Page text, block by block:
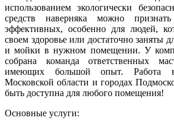
использованием экологически
средств наверняка можно
эффективных, особенно для людей,
своем здоровье или достаточно заняты
и мойки в нужном помещении. У
собрана команда ответственных
имеющих большой опыт. Работа
Московской области и городах
быть доступна для любого помещения!
Основные услуги: